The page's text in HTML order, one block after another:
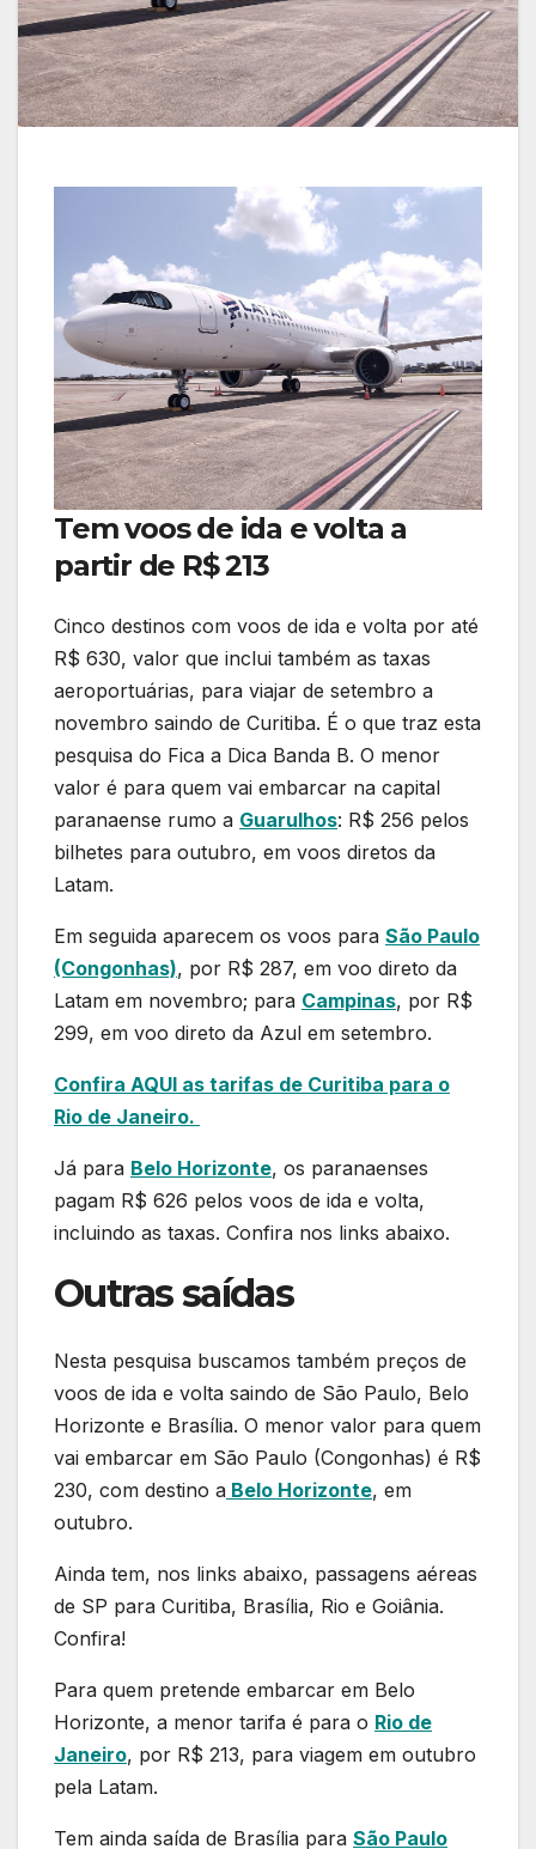
Tem voos de ida e volta a
partir de R$ 213
Cinco destinos com voos de ida e volta por até
R$ 630, valor que inclui também as taxas
aeroportuárias, para viajar de setembro a
novembro saindo de Curitiba. É o que traz esta
pesquisa do Fica a Dica Banda B. O menor
valor é para quem vai embarcar na capital
paranaense rumo a Guarulhos: R$ 256 pelos
bilhetes para outubro, em voos diretos da
Latam.
Em seguida aparecem os voos para São Paulo
(Congonhas), por R$ 287, em voo direto da
Latam em novembro; para Campinas, por R$
299, em voo direto da Azul em setembro.
Confira AQUI as tarifas de Curitiba para o
Rio de Janeiro.
Já para Belo Horizonte, os paranaenses
pagam R$ 626 pelos voos de ida e volta,
incluindo as taxas. Confira nos links abaixo.
Outras saídas
Nesta pesquisa buscamos também preços de
voos de ida e volta saindo de São Paulo, Belo
Horizonte e Brasília. O menor valor para quem
vai embarcar em São Paulo (Congonhas) é R$
230, com destino a Belo Horizonte, em
outubro.
Ainda tem, nos links abaixo, passagens aéreas
de SP para Curitiba, Brasília, Rio e Goiânia.
Confira!
Para quem pretende embarcar em Belo
Horizonte, a menor tarifa é para o Rio de
Janeiro, por R$ 213, para viagem em outubro
pela Latam.
Tem ainda saída de Brasília para São Paulo